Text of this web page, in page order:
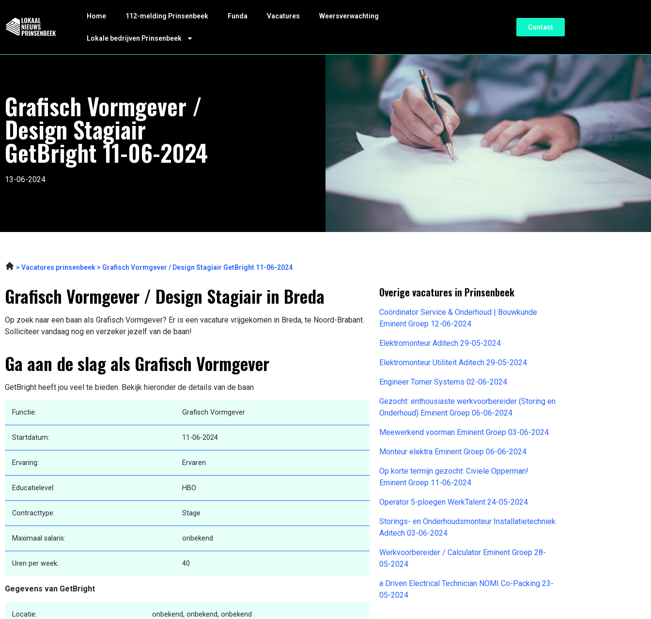
Home 112-melding Prinsenbeek Funda Vacatures Weersverwachting
Lokale bedrijven Prinsenbeek
Contact
Grafisch Vormgever /
Design Stagiair
GetBright 11-06-2024
13-06-2024
Vacatures prinsenbeek Grafisch Vormgever / Design Stagiair GetBright 11-06-2024
Grafisch Vormgever / Design Stagiair in Breda
Op zoek naar een baan als Grafisch Vormgever? Er is een vacature vrijgekomen in Breda, te Noord-Brabant.
Solliciteer vandaag nog en verzeker jezelf van de baan!
Ga aan de slag als Grafisch Vormgever
GetBright heeft jou veel te bieden. Bekijk hieronder de details van de baan
Functie: Grafisch Vormgever
Startdatum: 11-06-2024
Ervaring: Ervaren
Educatielevel: HBO
Contracttype: Stage
Maximaal salaris: onbekend
Uren per week: 40
Gegevens van GetBright
Locatie: onbekend, onbekend, onbekend
Overige vacatures in Prinsenbeek
Coördinator Service & Onderhoud | Bouwkunde
Eminent Groep 12-06-2024
Elektromonteur Aditech 29-05-2024
Elektromonteur Utiliteit Aditech 29-05-2024
Engineer Tomer Systems 02-06-2024
Gezocht: enthousiaste werkvoorbereider (Storing en
Onderhoud) Eminent Groep 06-06-2024
Meewerkend voorman Eminent Groep 03-06-2024
Monteur elektra Eminent Groep 06-06-2024
Op korte termijn gezocht: Civiele Opperman!
Eminent Groep 11-06-2024
Operator 5-ploegen WerkTalent 24-05-2024
Storings- en Onderhoudsmonteur Installatietechniek
Aditech 03-06-2024
Werkvoorbereider / Calculator Eminent Groep 28-
05-2024
a Driven Electrical Technician NOMI Co-Packing 23-
05-2024